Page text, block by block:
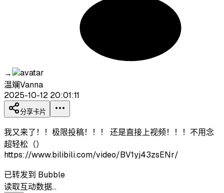
→
温斓Vanna
2025-10-12 20:01:11
分享卡片
我又来了！！极限投稿！！！ 还是直接上视频！！！不用念
超轻松（）
https://www.bilibili.com/video/BV1yj43zsENr/
已转发到 Bubble
读取互动数据…